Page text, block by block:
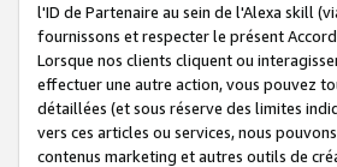
l'ID de Partenaire au sein de l'Alexa skill
fournissons et respecter le présent
Lorsque nos clients cliquent ou
effectuer une autre action, vous pouvez
détaillées (et sous réserve des limites
vers ces articles ou services, nous
contenus marketing et autres outils de